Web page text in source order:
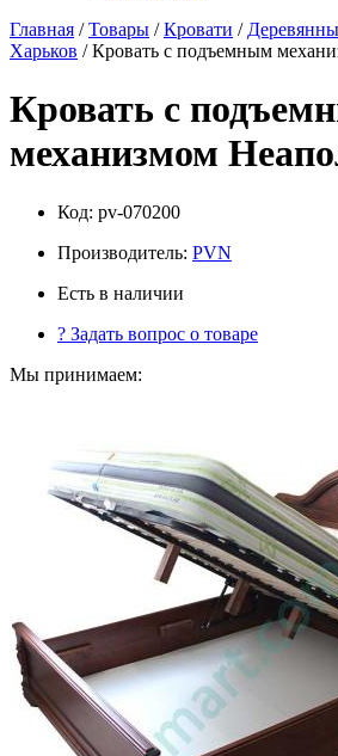
Главная /Товары /Кровати /
Харьков / Кровать с подъемным
Кровать с
механизмом
Код: pv-070200
Производитель: PVN
Есть в наличии
? Задать вопрос о товаре
Мы принимаем: